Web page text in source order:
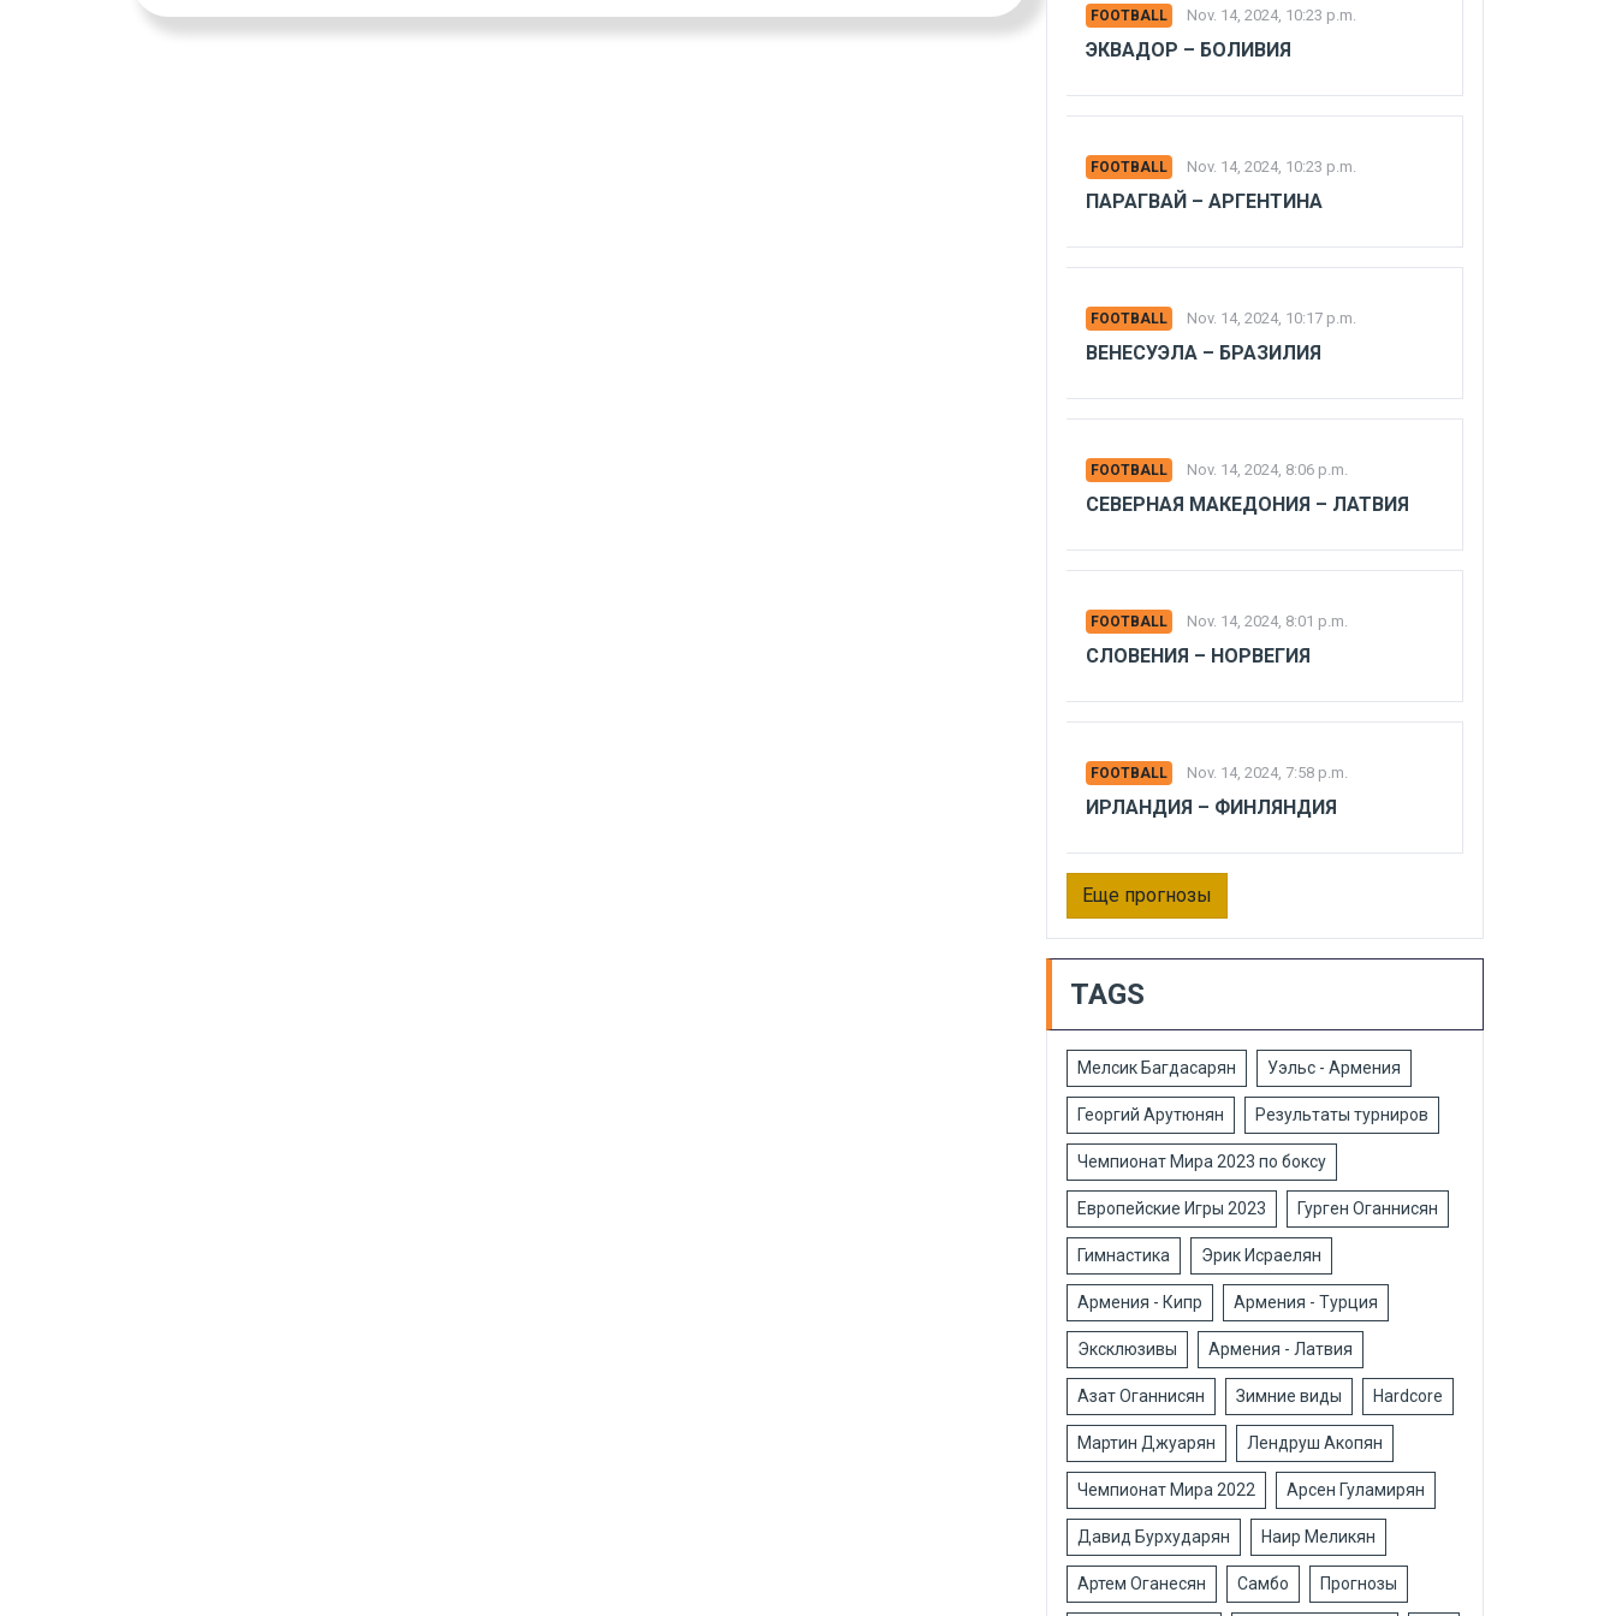
FOOTBALL Nov. 14, 2024, 10:23 p.m.
ЭКВАДОР – БОЛИВИЯ
FOOTBALL Nov. 14, 2024, 10:23 p.m.
ПАРАГВАЙ – АРГЕНТИНА
FOOTBALL Nov. 14, 2024, 10:17 p.m.
ВЕНЕСУЭЛА – БРАЗИЛИЯ
FOOTBALL Nov. 14, 2024, 8:06 p.m.
СЕВЕРНАЯ МАКЕДОНИЯ – ЛАТВИЯ
FOOTBALL Nov. 14, 2024, 8:01 p.m.
СЛОВЕНИЯ – НОРВЕГИЯ
FOOTBALL Nov. 14, 2024, 7:58 p.m.
ИРЛАНДИЯ – ФИНЛЯНДИЯ
Еще прогнозы
TAGS
Мелсик Багдасарян Уэльс - Армения
Георгий Арутюнян Результаты турниров
Чемпионат Мира 2023 по боксу
Европейские Игры 2023 Гурген Оганнисян
Гимнастика Эрик Исраелян
Армения - Кипр Армения - Турция
Эксклюзивы Армения - Латвия
Азат Оганнисян Зимние виды Hardcore
Мартин Джуарян Лендруш Акопян
Чемпионат Мира 2022 Арсен Гуламирян
Давид Бурхударян Наир Меликян
Артем Оганесян Самбо Прогнозы